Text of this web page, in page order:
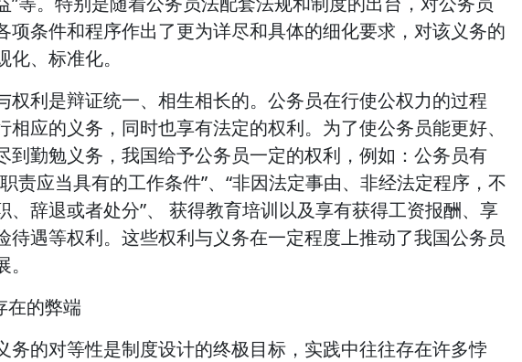
项条件和程序作出了更为详尽和具体的细化要求，对该义务的
、标准化。
权利是辩证统一、相生相长的。公务员在行使公权力的过程
相应的义务，同时也享有法定的权利。为了使公务员能更好、
到勤勉义务，我国给予公务员一定的权利，例如：公务员有
责应当具有的工作条件”、“非因法定事由、非经法定程序，不
、辞退或者处分”、 获得教育培训以及享有获得工资报酬、享
待遇等权利。这些权利与义务在一定程度上推动了我国公务员
在的弊端
务的对等性是制度设计的终极目标，实践中往往存在许多悖